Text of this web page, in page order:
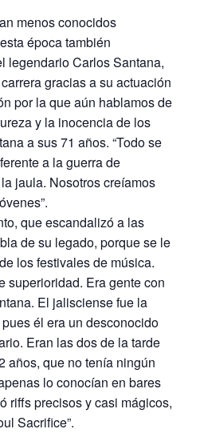
menos conocidos
época también
legendario Carlos Santana,
gracias a su actuación
por la que aún hablamos de
y la inocencia de los
a sus 71 años. “Todo se
a la guerra de
jaula. Nosotros creíamos
que escandalizó a las
de su legado, porque se le
los festivales de música.
superioridad. Era gente con
El jalisciense fue la
él era un desconocido
Eran las dos de la tarde
años, que no tenía ningún
lo conocían en bares
riffs precisos y casi mágicos,
Sacrifice”.